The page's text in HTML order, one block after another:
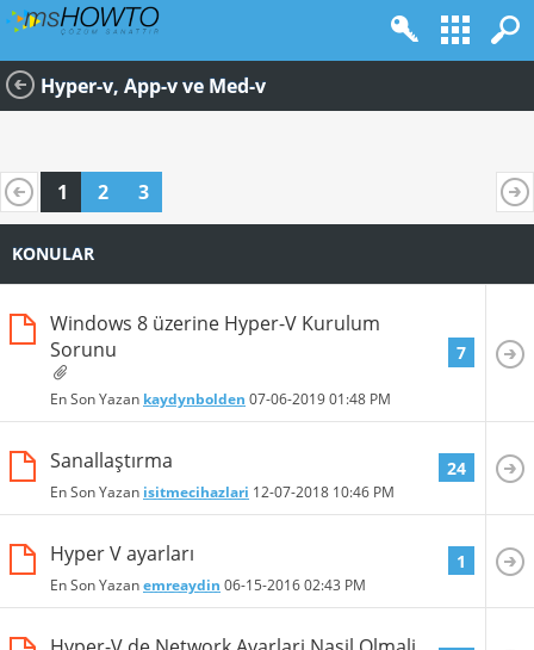
Hyper-v, App-v ve Med-v
1 2 3
KONULAR
Windows 8 üzerine Hyper-V Kurulum
Sorunu
En Son Yazan kaydynbolden 07-06-201901:48 PM
7
Sanallaştırma
En Son Yazan isitmecihazlari 12-07-2018 10:46 PM
24
Hyper V ayarları
En Son Yazanemreaydin 06-15-201602:43 PM
1